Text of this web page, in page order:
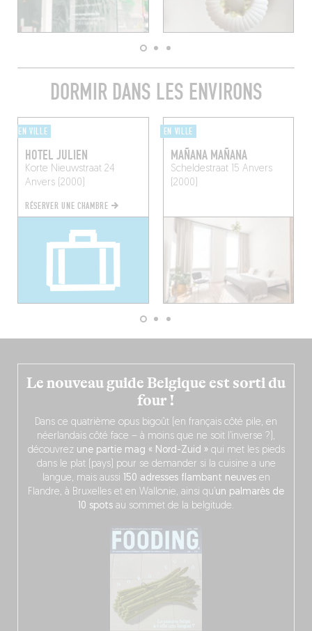
DORMIR DANS LES ENVIRONS
EN VILLE
HOTEL JULIEN
Korte Nieuwstraat 24
Anvers (2000)
RÉSERVER UNE CHAMBRE
EN VILLE
MAÑANA MAÑANA
Scheldestraat 15 Anvers
(2000)
Le nouveau guide Belgique est sorti du
four !
Dans ce quatrième opus bigoût (en français côté pile, en
néerlandais côté face – à moins que ne soit l’inverse ?),
découvrez une partie mag « Nord-Zuid » qui met les pieds
dans le plat (pays) pour se demander si la cuisine a une
langue, mais aussi 150 adresses flambant neuvesen
Flandre, à Bruxelles et en Wallonie, ainsi qu’ un palmarès de
10 spots au sommet de la belgitude.